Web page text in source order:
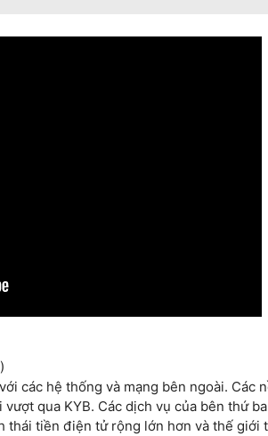
các hệ thống và mạng bên ngoài. Các
qua KYB. Các dịch vụ của bên thứ
thái tiền điện tử rộng lớn hơn và thế giới